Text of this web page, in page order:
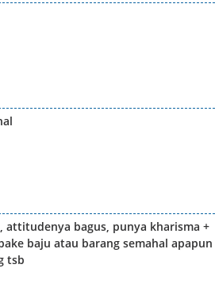
attitudenya bagus, punya kharisma +
baju atau barang semahal apapun
tsb